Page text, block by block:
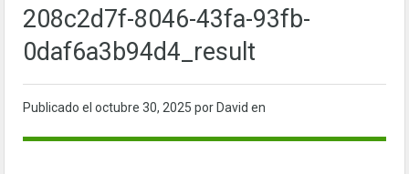
208c2d7f-8046-43fa-93fb-
0daf6a3b94d4_result
Publicado el octubre 30, 2025 por David en